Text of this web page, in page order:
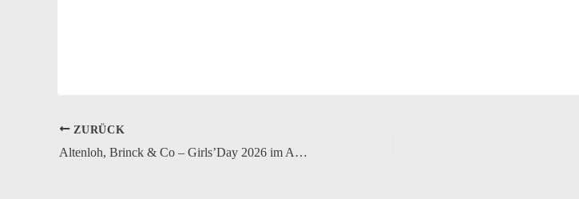
ZURÜCK
Altenloh, Brinck & Co – Girls’Day 2026 im ABC Ausbildungszentrum